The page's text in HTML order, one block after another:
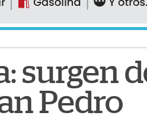
surgen
Pedro